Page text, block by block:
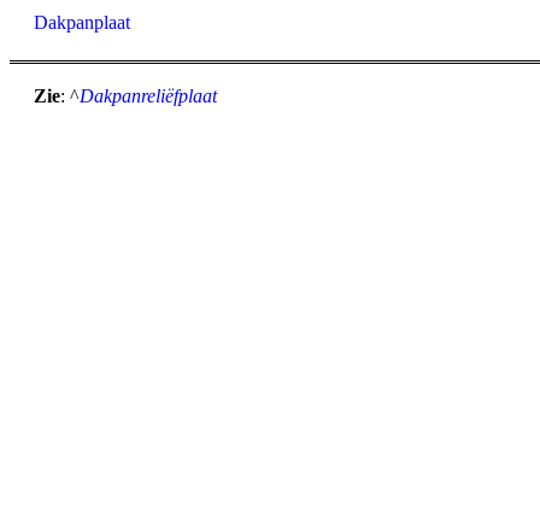
Dakpanplaat
Zie: ^Dakpanreliëfplaat